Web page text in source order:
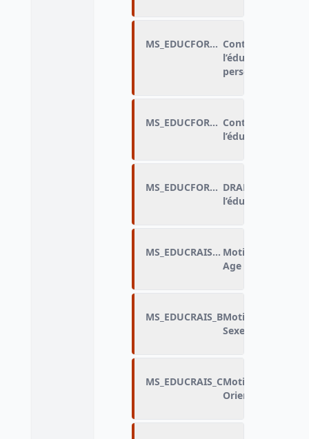
MS_EDUCFORME_EContexte des
l’éducation :
personnels
MS_EDUCFORME_FContexte des
l’éducation : autre
MS_EDUCFORME_FLAGDRAP_Contexte
l’éducation
MS_EDUCRAIS_A Motif de
MS_EDUCRAIS_BMotif de
Sexe (=PC350)
MS_EDUCRAIS_CMotif de
Orientation